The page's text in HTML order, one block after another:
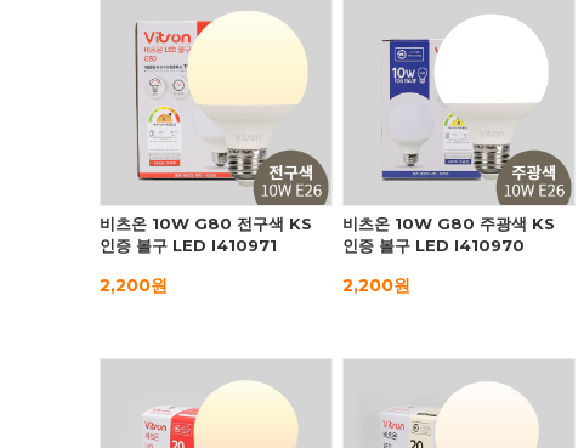
비츠온 10W G80 전구색 KS
인증 볼구 LED I410971
2,200원
비츠온 10W G80 주광색 KS
인증 볼구 LED I410970
2,200원